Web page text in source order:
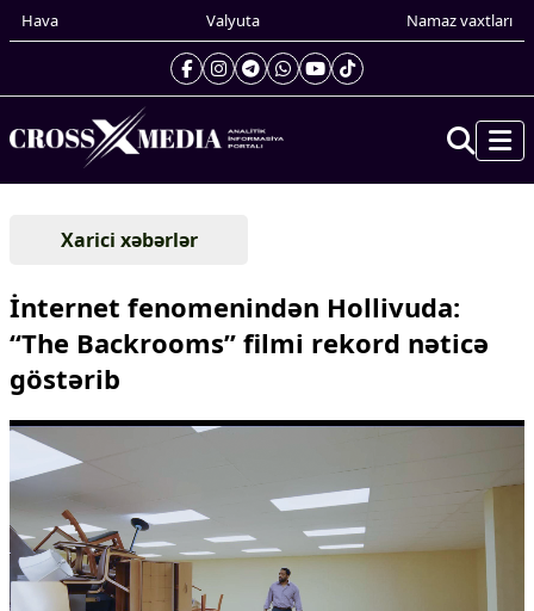
Hava Valyuta Namaz vaxtları
Gündəm
Xarici xəbərlər
Cənubi Qafqaz
Türk Dünyası
Avropa
Amerika
Asiya
Afrika
Çarpaz baxış
Təhlil
Xarici xəbərlər
İnternet fenomenindən Hollivuda:
“The Backrooms” filmi rekord nəticə
göstərib